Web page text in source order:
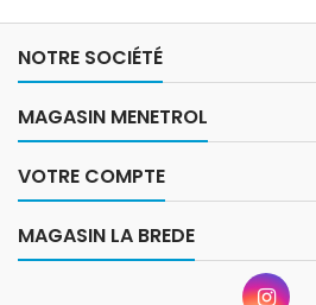
NOTRE SOCIÉTÉ
MAGASIN MENETROL
VOTRE COMPTE
MAGASIN LA BREDE